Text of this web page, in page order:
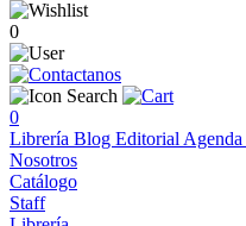
0
0
Librería Blog Editorial Agenda
Nosotros
Catálogo
Staff